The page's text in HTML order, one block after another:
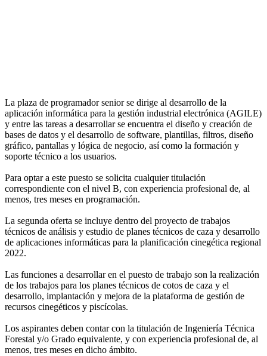
La plaza de programador senior se dirige al desarrollo de la
aplicación informática para la gestión industrial electrónica (AGILE)
y entre las tareas a desarrollar se encuentra el diseño y creación de
bases de datos y el desarrollo de software, plantillas, filtros, diseño
gráfico, pantallas y lógica de negocio, así como la formación y
soporte técnico a los usuarios.
Para optar a este puesto se solicita cualquier titulación
correspondiente con el nivel B, con experiencia profesional de, al
menos, tres meses en programación.
La segunda oferta se incluye dentro del proyecto de trabajos
técnicos de análisis y estudio de planes técnicos de caza y desarrollo
de aplicaciones informáticas para la planificación cinegética regional
2022.
Las funciones a desarrollar en el puesto de trabajo son la realización
de los trabajos para los planes técnicos de cotos de caza y el
desarrollo, implantación y mejora de la plataforma de gestión de
recursos cinegéticos y piscícolas.
Los aspirantes deben contar con la titulación de Ingeniería Técnica
Forestal y/o Grado equivalente, y con experiencia profesional de, al
menos, tres meses en dicho ámbito.